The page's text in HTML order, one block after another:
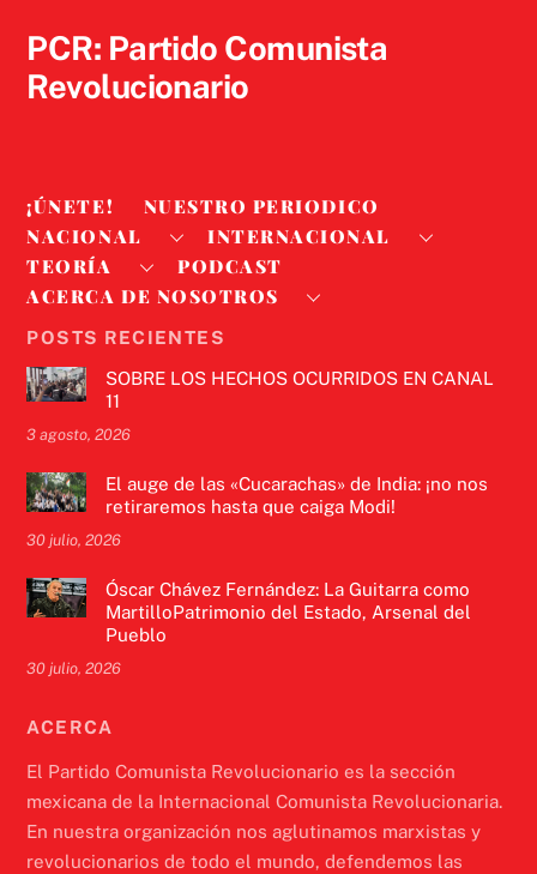
PCR: Partido Comunista
Revolucionario
¡ÚNETE!
NUESTRO PERIODICO
NACIONAL
INTERNACIONAL
TEORÍA
PODCAST
ACERCA DE NOSOTROS
POSTS RECIENTES
SOBRE LOS HECHOS OCURRIDOS EN CANAL
11
3 agosto, 2026
El auge de las «Cucarachas» de India: ¡no nos
retiraremos hasta que caiga Modi!
30 julio, 2026
Óscar Chávez Fernández: La Guitarra como
MartilloPatrimonio del Estado, Arsenal del
Pueblo
30 julio, 2026
ACERCA
El Partido Comunista Revolucionario es la sección
mexicana de la Internacional Comunista Revolucionaria.
En nuestra organización nos aglutinamos marxistas y
revolucionarios de todo el mundo, defendemos las